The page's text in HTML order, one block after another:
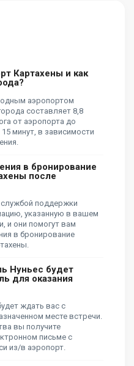
Картахены и как
аэропортом
составляет 8,8
от аэропорта до
минут, в зависимости
в бронирование
после
поддержки
указанную в вашем
и они помогут вам
в бронирование
Нуньес будет
для оказания
ждать вас с
месте встречи.
вы получите
письме с
из/в аэропорт.